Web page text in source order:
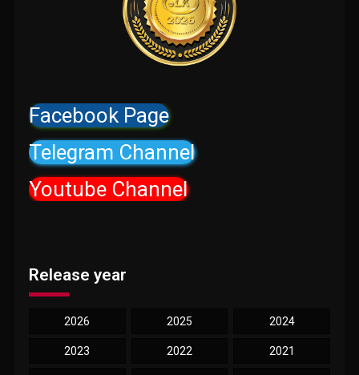
Facebook Page
Telegram Channel
Youtube Channel
Release year
2026 2025 2024
2023 2022 2021